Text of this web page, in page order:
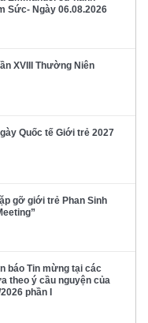
Sức- Ngày 06.08.2026
XVIII Thường Niên
Quốc tế Giới trẻ 2027
gỡ giới trẻ Phan Sinh
báo Tin mừng tại các
theo ý cầu nguyện của
phần I